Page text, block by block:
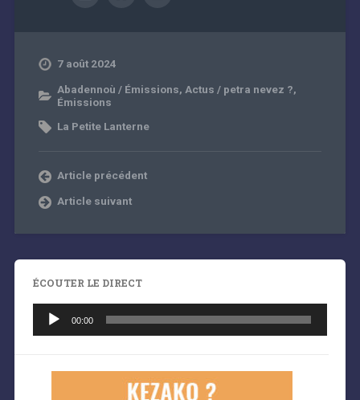
7 août 2024
Abadennoù / Émissions, Actus / petra nevez ?,
Émissions
La Petite Lanterne
Article précédent
Article suivant
ÉCOUTER LE DIRECT
audio
00:00